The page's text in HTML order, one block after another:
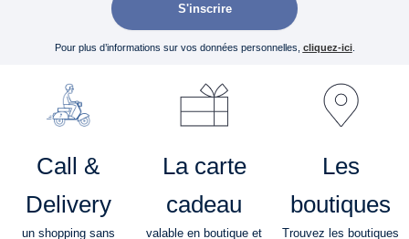
S'inscrire
Pour plus d’informations sur vos données personnelles, cliquez-ici.
Call &
Delivery
un shopping sans
La carte
cadeau
valable en boutique et
Les
boutiques
Trouvez les boutiques